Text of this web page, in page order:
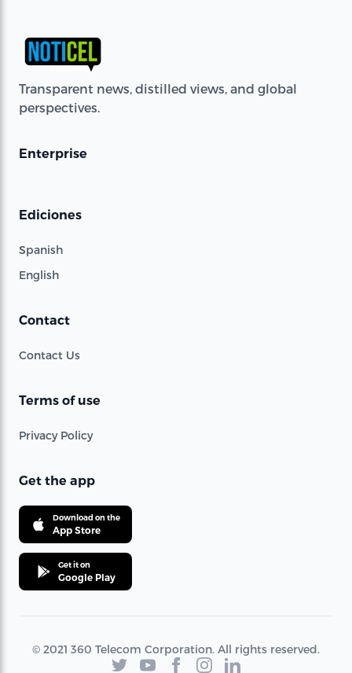
Transparent news, distilled views, and global
perspectives.
Enterprise
Ediciones
Spanish
English
Contact
Contact Us
Terms of use
Privacy Policy
Get the app
Download on the
App Store
Get it on
Google Play
© 2021 360 Telecom Corporation. All rights reserved.